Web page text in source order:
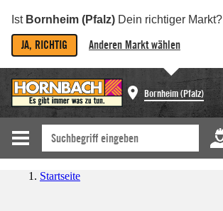
Ist Bornheim (Pfalz) Dein richtiger Markt?
JA, RICHTIG Anderen Markt wählen
Bornheim (Pfalz)
Startseite